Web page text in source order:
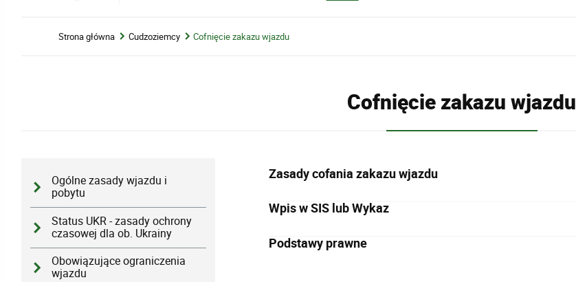
Strona główna Cudzoziemcy Cofnięcie zakazu wjazdu
Cofnięcie zakazu wjazdu
Ogólne zasady wjazdu i
pobytu
Status UKR - zasady ochrony
czasowej dla ob. Ukrainy
Obowiązujące ograniczenia
wjazdu
Zasady cofania zakazu wjazdu
Wpis w SIS lub Wykaz
Podstawy prawne